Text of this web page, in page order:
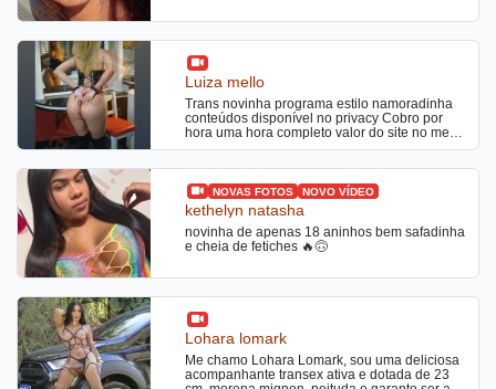
Luiza mello
Trans novinha programa estilo namoradinha
conteúdos disponível no privacy Cobro por
hora uma hora completo valor do site no meu
local Saídas a combinar
NOVAS FOTOS NOVO VÍDEO
kethelyn natasha
novinha de apenas 18 aninhos bem safadinha
e cheia de fetiches 🔥🙃
Lohara lomark
Me chamo Lohara Lomark, sou uma deliciosa
acompanhante transex ativa e dotada de 23